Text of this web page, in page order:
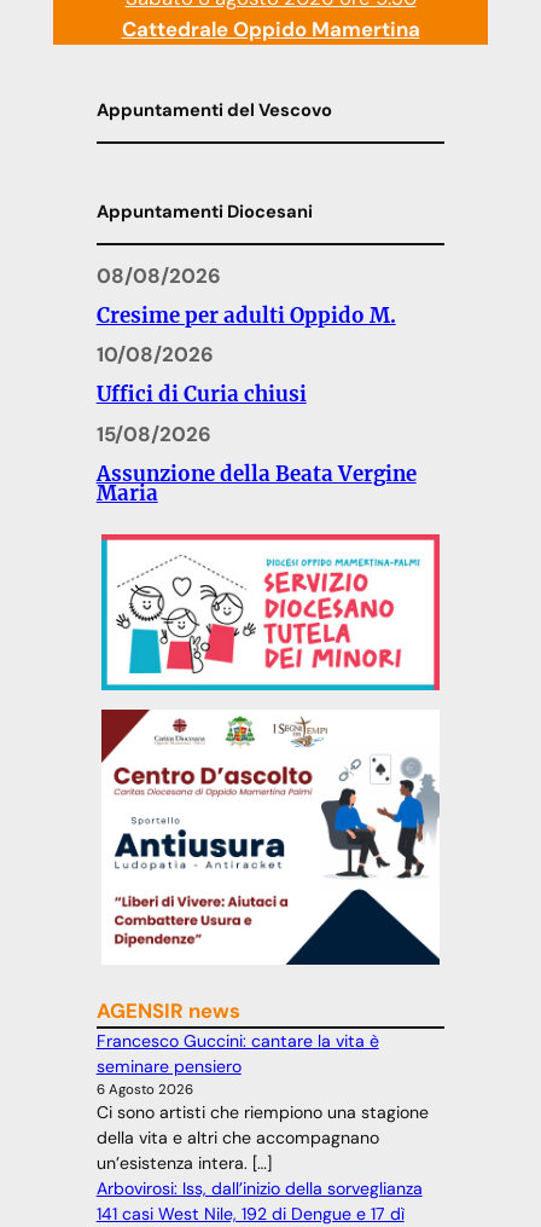
Cattedrale Oppido Mamertina
Appuntamenti del Vescovo
Appuntamenti Diocesani
08/08/2026
Cresime per adulti Oppido M.
10/08/2026
Uffici di Curia chiusi
15/08/2026
Assunzione della Beata Vergine
Maria
AGENSIR news
Francesco Guccini: cantare la vita è
seminare pensiero
6 Agosto 2026
Ci sono artisti che riempiono una stagione
della vita e altri che accompagnano
un’esistenza intera. […]
Arbovirosi: Iss, dall’inizio della sorveglianza
141 casi West Nile, 192 di Dengue e 17 dì